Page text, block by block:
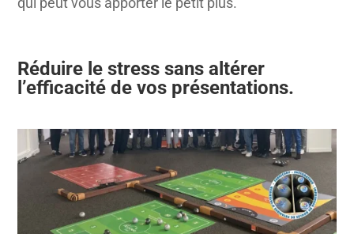
Réduire le stress sans altérer
l’efficacité de vos présentations.